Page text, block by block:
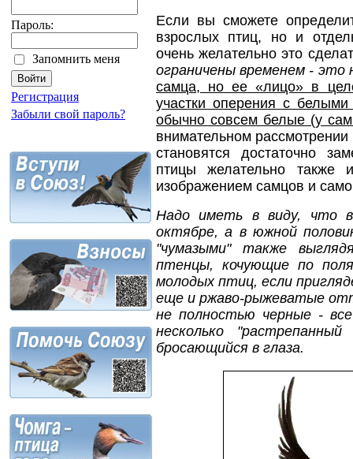
Пароль:
Запомнить меня
Регистрация
Забыли свой пароль?
Если вы сможете
взрослых птиц, но и
очень желательно это
ограничены временем - это
самца, но ее «лицо» в
участки оперения с
обычно совсем белые (у
внимательном рассмотрении
становятся достаточно
птицы желательно также
изображением самцов и
Надо иметь в виду, что
октябре, а в южной
"чумазыми" также
птенцы, кочующие по
молодых птиц, если
еще и ржаво-рыжеватые
не полностью черные -
несколько
бросающийся в глаза.